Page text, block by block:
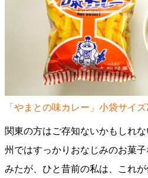
「やまとの味カレー」小袋サイズ
関東の方はご存知ないかもしれ
州ではすっかりおなじみのお菓
みたが、ひと昔前の私は、これ